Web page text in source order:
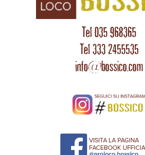
Tel 035 968365
Tel 333 2455535
info@bossico.com